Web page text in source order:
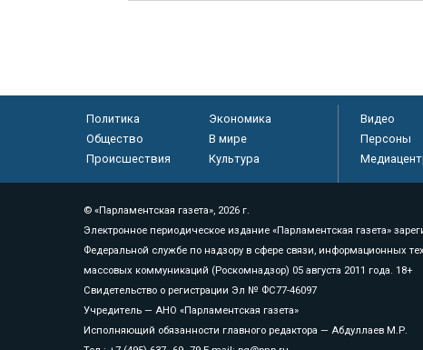
Политика
Экономика
Общество
В мире
Происшествия
Культура
Видео
Персоны
© «Парламентская газета», 2026 г.
Электронное периодическое издание «Парламентская газета»
Федеральной службе по надзору в сфере связи, информационных
массовых коммуникаций (Роскомнадзор) 05 августа 2011 года. 18+
Свидетельство о регистрации Эл № ФС77-46097
Учредитель — АНО «Парламентская газета»
Исполняющий обязанности главного редактора — Абдуллаев М.Р.